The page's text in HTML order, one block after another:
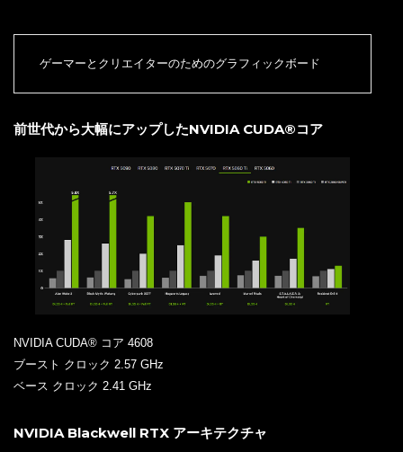
ゲーマーとクリエイターのためのグラフィックボード
前世代から大幅にアップしたNVIDIA CUDA®コア
NVIDIA CUDA® コア 4608
ブースト クロック 2.57 GHz
ベース クロック 2.41 GHz
NVIDIA Blackwell RTX アーキテクチャ